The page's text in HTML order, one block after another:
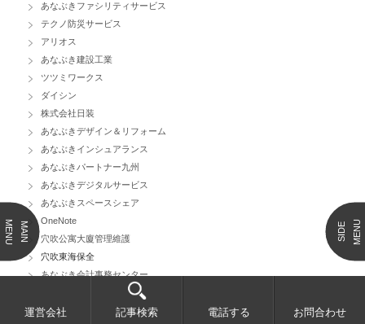
あなぶきファシリティサービス
テクノ防災サービス
アリオス
あなぶき建設工業
ツツミワークス
ダイシン
株式会社日装
あなぶきデザイン＆リフォーム
あなぶきインシュアランス
あなぶきパートナー九州
あなぶきデジタルサービス
あなぶきスペースシェア
OneNote
穴吹公寓大廈管理維護
穴吹東海保全
あなぶき会計事務センター
あなぶき社宅サービス
ANABUKI NL VIETNAM
運営会社 記事検索 電話する お問合わせ
MAIN
MENU SIDE MENU